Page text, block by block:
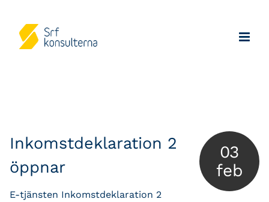
03
feb
Inkomstdeklaration 2
öppnar
E-tjänsten Inkomstdeklaration 2